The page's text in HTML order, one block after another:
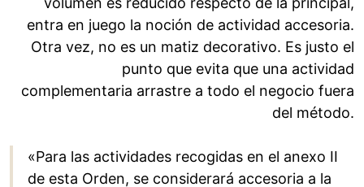
entra en juego la noción de actividad accesoria.
Otra vez, no es un matiz decorativo. Es justo el
punto que evita que una actividad
complementaria arrastre a todo el negocio fuera
del método.
«Para las actividades recogidas en el anexo II
de esta Orden, se considerará accesoria a la